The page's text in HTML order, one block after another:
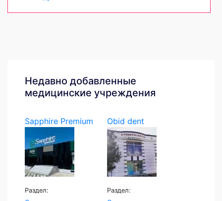
Недавно добавленные
медицинские учреждения
Sapphire Premium
Раздел:
Obid dent
Раздел: